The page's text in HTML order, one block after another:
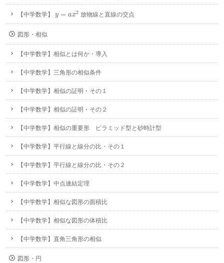
【中学数学】y = ax2 放物線と直線の交点
図形・相似
【中学数学】相似とは何か・導入
【中学数学】三角形の相似条件
【中学数学】相似の証明・その１
【中学数学】相似の証明・その２
【中学数学】相似の重要形 ピラミッド型と砂時計型
【中学数学】平行線と線分の比・その１
【中学数学】平行線と線分の比・その２
【中学数学】中点連結定理
【中学数学】相似な図形の面積比
【中学数学】相似な図形の体積比
【中学数学】直角三角形の相似
図形・円